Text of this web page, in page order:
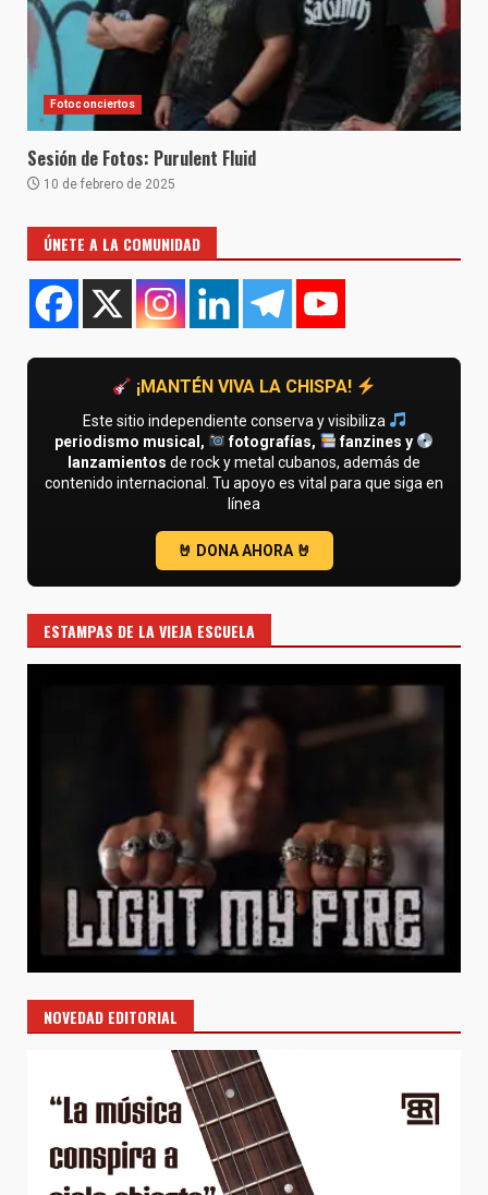
Fotoconciertos
Sesión de Fotos: Purulent Fluid
10 de febrero de 2025
ÚNETE A LA COMUNIDAD
¡MANTÉN VIVA LA CHISPA!
Este sitio independiente conserva y visibiliza
periodismo musical,
fotografías,
fanzines y
lanzamientos de rock y metal cubanos, además de
contenido internacional. Tu apoyo es vital para que siga en
línea
ESTAMPAS DE LA VIEJA ESCUELA
NOVEDAD EDITORIAL